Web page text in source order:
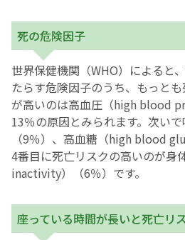
死の危険因子
世界保健機関（WHO）によると
たらす危険因子のうち、もっと
が高いのは高血圧（high blood
13％の原因とみられます。次いで
（9％）、高血糖（high blood
4番目に死亡リスクの高いのが身
inactivity）（6％）です。
座っている時間が長いと死亡リ